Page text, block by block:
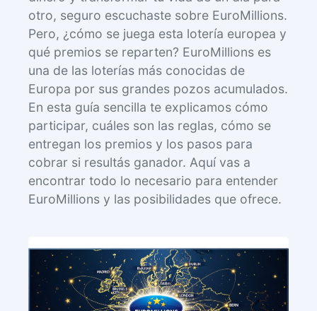
otro, seguro escuchaste sobre EuroMillions.
Pero, ¿cómo se juega esta lotería europea y
qué premios se reparten? EuroMillions es
una de las loterías más conocidas de
Europa por sus grandes pozos acumulados.
En esta guía sencilla te explicamos cómo
participar, cuáles son las reglas, cómo se
entregan los premios y los pasos para
cobrar si resultás ganador. Aquí vas a
encontrar todo lo necesario para entender
EuroMillions y las posibilidades que ofrece.